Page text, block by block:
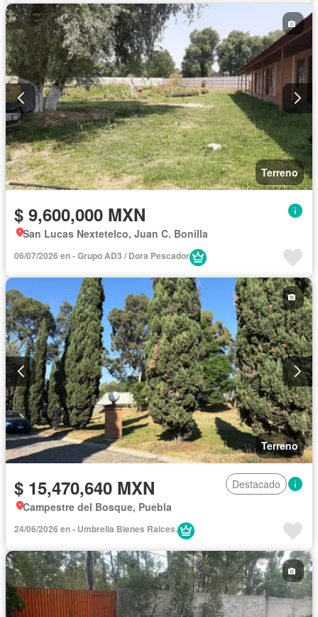
Terreno
$ 9,600,000 MXN
San Lucas Nextetelco, Juan C. Bonilla
06/07/2026 en - Grupo AD3 / Dora Pescador
Terreno
$ 15,470,640 MXN
Destacado
Campestre del Bosque, Puebla
24/06/2026 en - Umbrella Bienes Raices.